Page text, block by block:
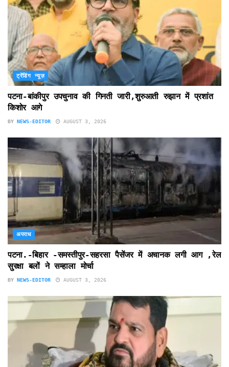
ट्रेंडिंग न्यूज़
पटना-बांकीपुर उपचुनाव की गिनती जारी,शुरुआती रुझान में प्रशांत
किशोर आगे
BY NEWS-EDITOR AUGUST 3, 2026
अपराध
पटना.-बिहार -समस्तीपुर-सहरसा पैसेंजर में अचानक लगी आग ,रेल
सुरक्षा बलों ने सम्हाला मोर्चा
BY NEWS-EDITOR AUGUST 3, 2026